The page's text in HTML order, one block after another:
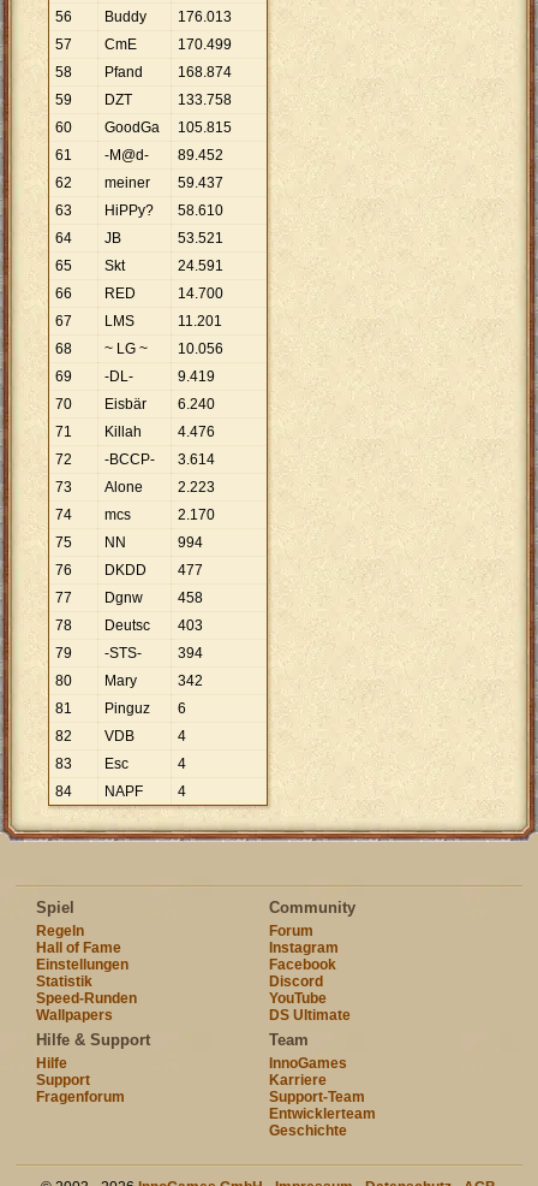
56
Buddy 176.013
57
CmE 170.499
58
Pfand 168.874
59
DZT 133.758
60
GoodGa 105.815
61
-M@d- 89.452
62
meiner 59.437
63
HiPPy? 58.610
64
JB 53.521
65
Skt 24.591
66
RED 14.700
67
LMS 11.201
68
~ LG ~ 10.056
69
-DL- 9.419
70
Eisbär 6.240
71
Killah 4.476
72
-BCCP- 3.614
73
Alone 2.223
74
mcs 2.170
75
NN
994
76
DKDD
477
77
Dgnw
458
78
Deutsc
403
79
-STS-
394
80
Mary
342
81
Pinguz
6
82
VDB
4
83
Esc
4
84
NAPF 4
Spiel
Regeln
Hall of Fame
Einstellungen
Statistik
Speed-Runden
Wallpapers
Community
Forum
Instagram
Facebook
Discord
YouTube
DS Ultimate
Hilfe & Support
Hilfe
Support
Fragenforum
Team
InnoGames
Karriere
Support-Team
Entwicklerteam
Geschichte